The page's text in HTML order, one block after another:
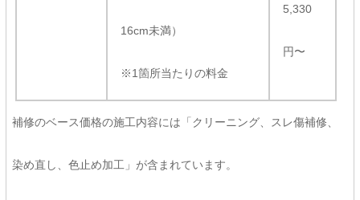
16cm未満）
※1箇所当たりの料金
5,330
円〜
補修のベース価格の施工内容には「クリーニング、スレ傷補修、
染め直し、色止め加工」が含まれています。